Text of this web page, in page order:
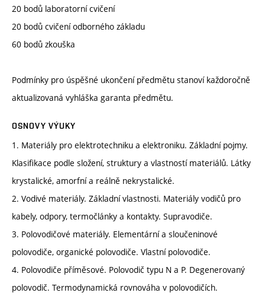
20 bodů laboratorní cvičení
20 bodů cvičení odborného základu
60 bodů zkouška
Podmínky pro úspěšné ukončení předmětu stanoví každoročně
aktualizovaná vyhláška garanta předmětu.
OSNOVY VÝUKY
1. Materiály pro elektrotechniku a elektroniku. Základní pojmy.
Klasifikace podle složení, struktury a vlastností materiálů. Látky
krystalické, amorfní a reálně nekrystalické.
2. Vodivé materiály. Základní vlastnosti. Materiály vodičů pro
kabely, odpory, termočlánky a kontakty. Supravodiče.
3. Polovodičové materiály. Elementární a sloučeninové
polovodiče, organické polovodiče. Vlastní polovodiče.
4. Polovodiče příměsové. Polovodič typu N a P. Degenerovaný
polovodič. Termodynamická rovnováha v polovodičích.